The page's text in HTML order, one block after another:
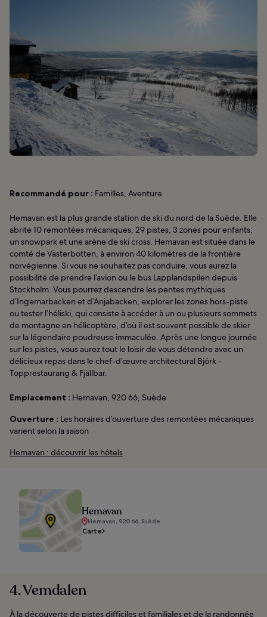
Recommandé pour : Familles, Aventure
Hemavan est la plus grande station de ski du nord de la Suède. Elle
abrite 10 remontées mécaniques, 29 pistes, 3 zones pour enfants,
un snowpark et une arène de ski cross. Hemavan est située dans le
comté de Västerbotten, à environ 40 kilomètres de la frontière
norvégienne. Si vous ne souhaitez pas conduire, vous aurez la
possibilité de prendre l’avion ou le bus Lapplandspilen depuis
Stockholm. Vous pourrez descendre les pentes mythiques
d’Ingemarbacken et d’Anjabacken, explorer les zones hors-piste
ou tester l’héliski, qui consiste à accéder à un ou plusieurs sommets
de montagne en hélicoptère, d’où il est souvent possible de skier
sur la légendaire poudreuse immaculée. Après une longue journée
sur les pistes, vous aurez tout le loisir de vous détendre avec un
délicieux repas dans le chef-d’œuvre architectural Björk -
Topprestaurang & Fjällbar.
Emplacement : Hemavan, 920 66, Suède
Ouverture : Les horaires d’ouverture des remontées mécaniques
varient selon la saison
Hemavan : découvrir les hôtels
Hemavan
Hemavan, 920 66, Suède
Carte
4. Vemdalen
À la découverte de pistes difficiles et familiales et de la randonnée